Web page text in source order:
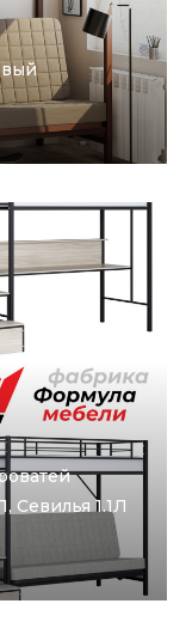
Севилья 1.1Л